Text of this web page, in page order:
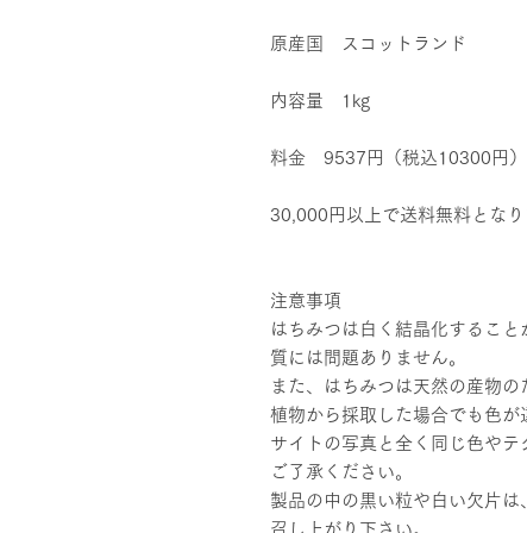
原産国 スコットランド
内容量 1kg
料金 9537円（税込10300円）
30,000円以上で送料無料となり
注意事項
はちみつは白く結晶化するこ
質には問題ありません。
また、はちみつは天然の産物
植物から採取した場合でも色が
サイトの写真と全く同じ色や
ご了承ください。
製品の中の黒い粒や白い欠片
召し上がり下さい。